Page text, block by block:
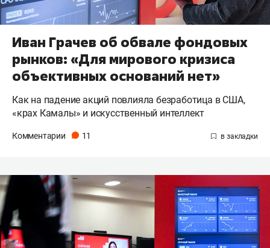
Иван Грачев об обвале фондовых
рынков: «Для мирового кризиса
объективных оснований нет»
Как на падение акций повлияла безработица в США,
«крах Камалы» и искусственный интеллект
Комментарии 11